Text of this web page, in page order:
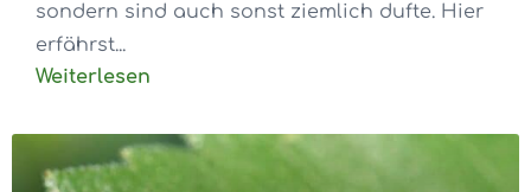
sondern sind auch sonst ziemlich dufte. Hier
erfährst...
Weiterlesen